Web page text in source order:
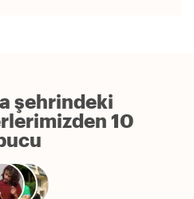
şehrindeki
10